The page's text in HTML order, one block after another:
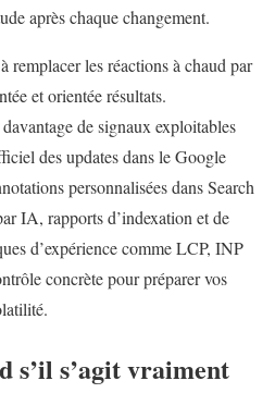
après chaque changement.
remplacer les réactions à chaud par
et orientée résultats.
de signaux exploitables
des updates dans le Google
personnalisées dans Search
IA, rapports d’indexation et de
d’expérience comme LCP, INP
concrète pour préparer vos
s’il s’agit vraiment